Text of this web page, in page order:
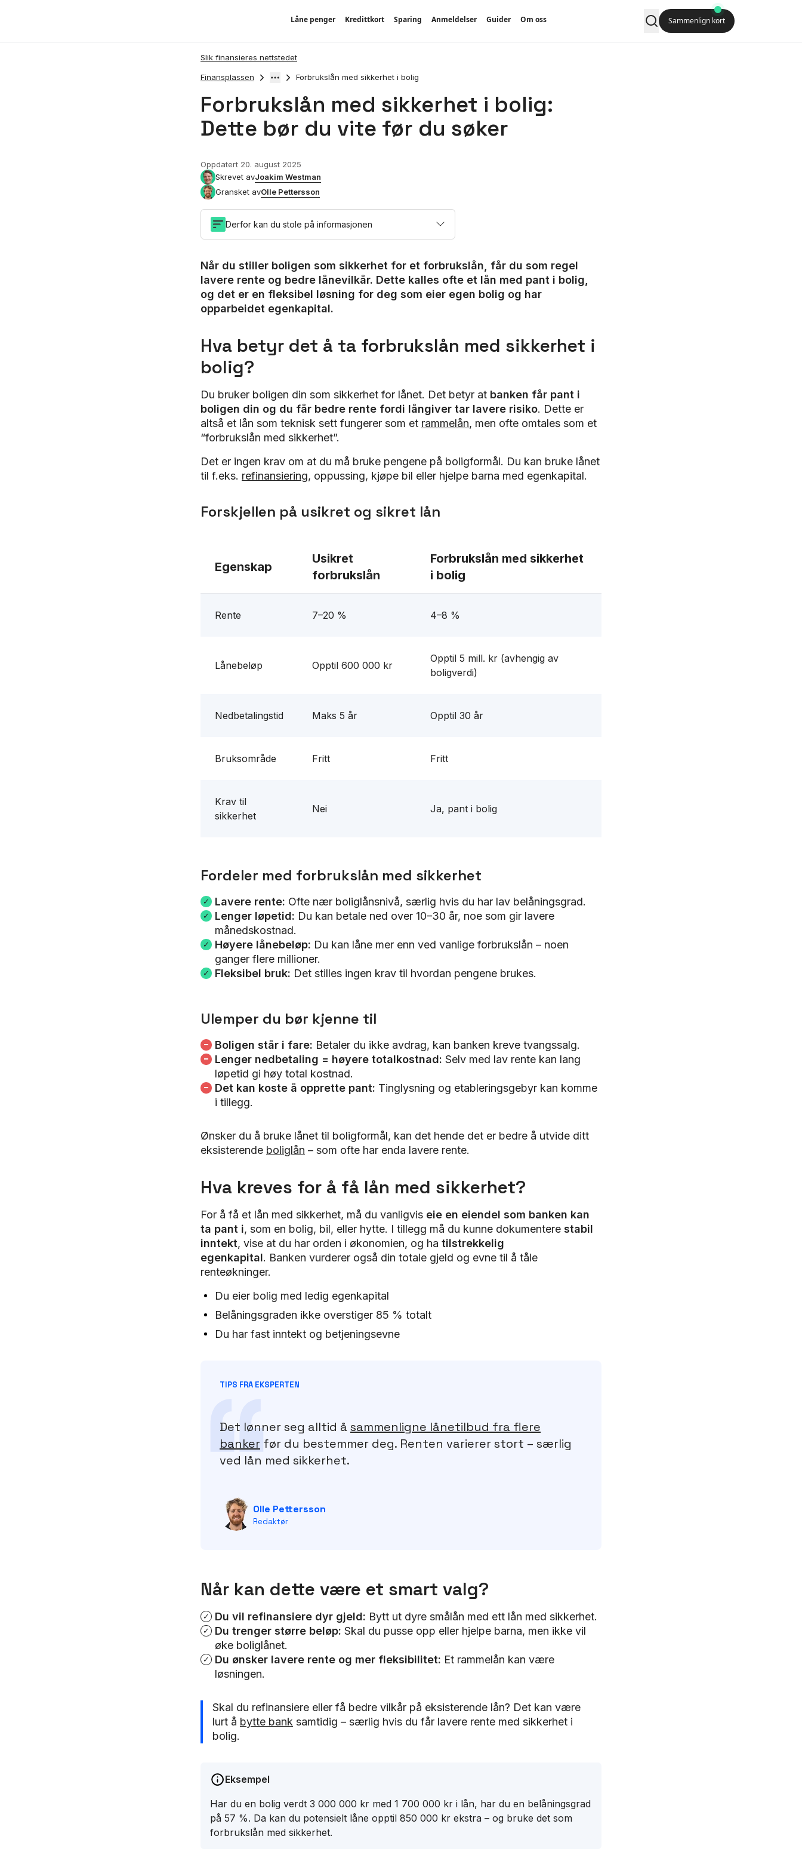
Låne penger Kredittkort Sparing Anmeldelser Guider Om oss Sammenlign kort
Slik finansieres nettstedet
Finansplassen Forbrukslån med sikkerhet i bolig
Forbrukslån med sikkerhet i bolig:
Dette bør du vite før du søker
Oppdatert 20. august 2025
Skrevet avJoakim Westman
Gransket avOlle Pettersson
Derfor kan du stole på informasjonen
Når du stiller boligen som sikkerhet for et forbrukslån, får du som regel
lavere rente og bedre lånevilkår. Dette kalles ofte et lån med pant i bolig,
og det er en fleksibel løsning for deg som eier egen bolig og har
opparbeidet egenkapital.
Hva betyr det å ta forbrukslån med sikkerhet i
bolig?
Du bruker boligen din som sikkerhet for lånet. Det betyr at banken får pant i
boligen din og du får bedre rente fordi långiver tar lavere risiko. Dette er
altså et lån som teknisk sett fungerer som et rammelån, men ofte omtales som et
“forbrukslån med sikkerhet”.
Det er ingen krav om at du må bruke pengene på boligformål. Du kan bruke lånet
til f.eks. refinansiering, oppussing, kjøpe bil eller hjelpe barna med egenkapital.
Forskjellen på usikret og sikret lån
Egenskap
Usikret
forbrukslån
Forbrukslån med sikkerhet
i bolig
Rente 7–20 % 4–8 %
Lånebeløp Opptil 600 000 kr
Opptil 5 mill. kr (avhengig av
boligverdi)
Nedbetalingstid Maks 5 år Opptil 30 år
Bruksområde Fritt Fritt
Krav til
sikkerhet
Nei Ja, pant i bolig
Fordeler med forbrukslån med sikkerhet
Lavere rente: Ofte nær boliglånsnivå, særlig hvis du har lav belåningsgrad.
Lenger løpetid: Du kan betale ned over 10–30 år, noe som gir lavere
månedskostnad.
Høyere lånebeløp: Du kan låne mer enn ved vanlige forbrukslån – noen
ganger flere millioner.
Fleksibel bruk: Det stilles ingen krav til hvordan pengene brukes.
Ulemper du bør kjenne til
Boligen står i fare: Betaler du ikke avdrag, kan banken kreve tvangssalg.
Lenger nedbetaling = høyere totalkostnad: Selv med lav rente kan lang
løpetid gi høy total kostnad.
Det kan koste å opprette pant: Tinglysning og etableringsgebyr kan komme
i tillegg.
Ønsker du å bruke lånet til boligformål, kan det hende det er bedre å utvide ditt
eksisterende boliglån – som ofte har enda lavere rente.
Hva kreves for å få lån med sikkerhet?
For å få et lån med sikkerhet, må du vanligvis eie en eiendel som banken kan
ta pant i, som en bolig, bil, eller hytte. I tillegg må du kunne dokumentere stabil
inntekt, vise at du har orden i økonomien, og ha tilstrekkelig
egenkapital. Banken vurderer også din totale gjeld og evne til å tåle
renteøkninger.
Du eier bolig med ledig egenkapital
Belåningsgraden ikke overstiger 85 % totalt
Du har fast inntekt og betjeningsevne
TIPS FRA EKSPERTEN
Det lønner seg alltid å sammenligne lånetilbud fra flere
banker før du bestemmer deg. Renten varierer stort – særlig
ved lån med sikkerhet.
Olle Pettersson
Redaktør
Når kan dette være et smart valg?
Du vil refinansiere dyr gjeld: Bytt ut dyre smålån med ett lån med sikkerhet.
Du trenger større beløp: Skal du pusse opp eller hjelpe barna, men ikke vil
øke boliglånet.
Du ønsker lavere rente og mer fleksibilitet: Et rammelån kan være
løsningen.
Skal du refinansiere eller få bedre vilkår på eksisterende lån? Det kan være
lurt å bytte bank samtidig – særlig hvis du får lavere rente med sikkerhet i
bolig.
Eksempel
Har du en bolig verdt 3 000 000 kr med 1 700 000 kr i lån, har du en belåningsgrad
på 57 %. Da kan du potensielt låne opptil 850 000 kr ekstra – og bruke det som
forbrukslån med sikkerhet.